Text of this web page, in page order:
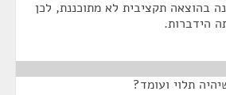
בהוצאה תקציבית לא מתוכננת, לכן
הידברות.
תלוי ועומד?